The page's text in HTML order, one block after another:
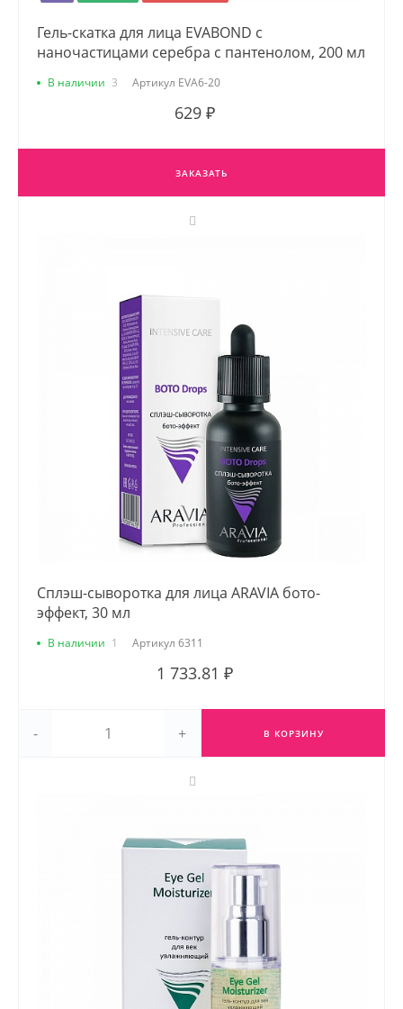
Гель-скатка для лица EVABOND с
наночастицами серебра с пантенолом, 200 мл
В наличии 3 Артикул EVA6-20
629 ₽
ЗАКАЗАТЬ
Сплэш-сыворотка для лица ARAVIA бото-
эффект, 30 мл
В наличии 1 Артикул 6311
1 733.81 ₽
- + В КОРЗИНУ